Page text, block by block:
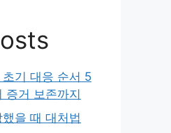
기 대응 순서 5
증거 보존까지
을 때 대처법